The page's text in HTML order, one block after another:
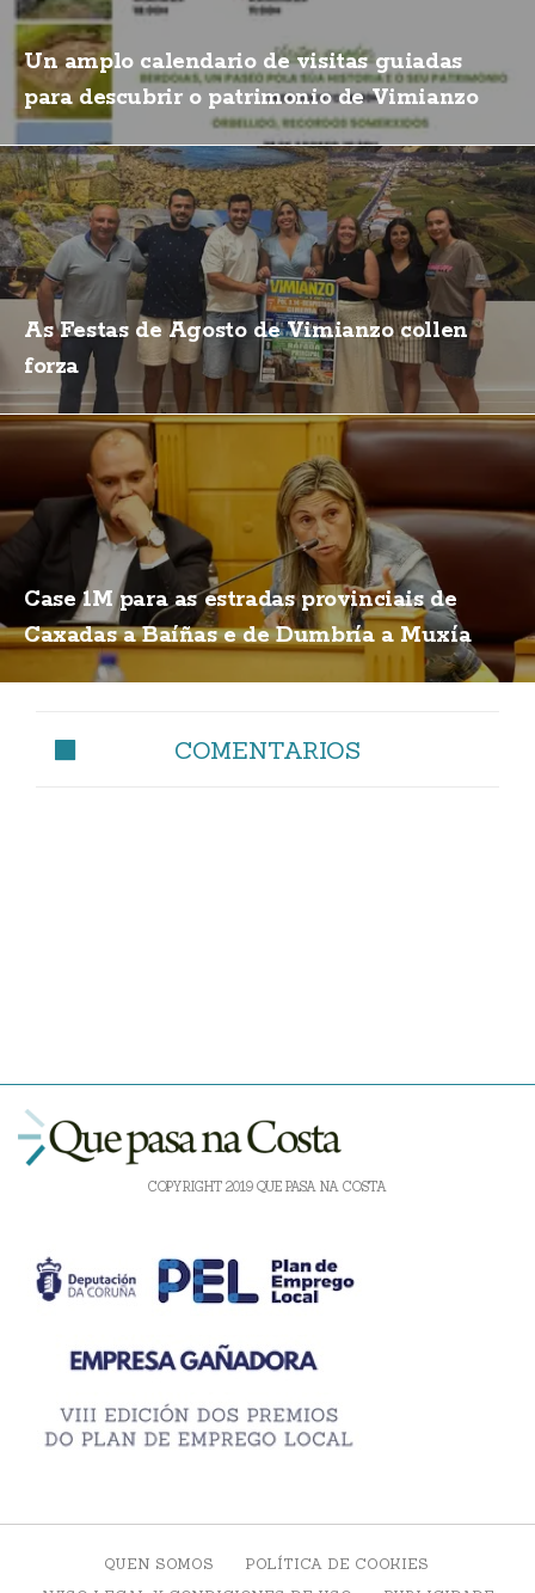
Un amplo calendario de visitas guiadas
para descubrir o patrimonio de Vimianzo
As Festas de Agosto de Vimianzo collen
forza
Case 1M para as estradas provinciais de
Caxadas a Baíñas e de Dumbría a Muxía
COMENTARIOS
COPYRIGHT 2019 QUE PASA NA COSTA
QUEN SOMOS
POLÍTICA DE COOKIES